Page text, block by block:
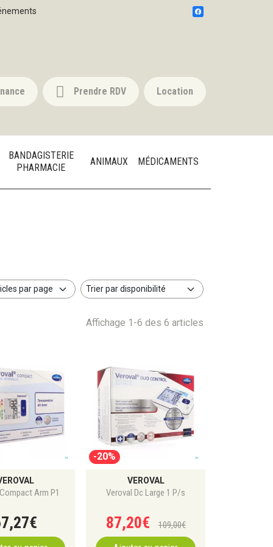
Prendre RDV Location
BANDAGISTERIE
PHARMACIE
ANIMAUX MÉDICAMENTS
Affichage 1-6 des 6 articles
Arm P1
,27€
-20%
VEROVAL
Veroval Dc Large 1 P/s
87,20€ 109,00€